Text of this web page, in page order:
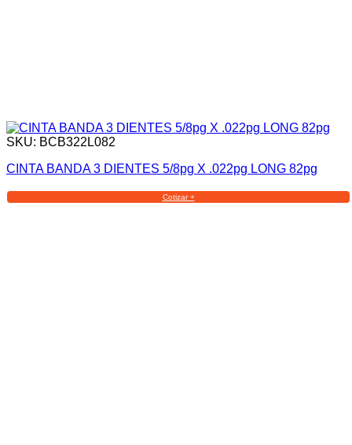
SKU: BCB322L082
CINTA BANDA 3 DIENTES 5/8pg X .022pg LONG 82pg
Cotizar +